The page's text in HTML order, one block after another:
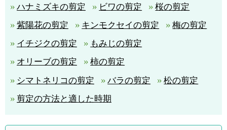
ハナミズキの剪定
ビワの剪定
桜の剪定
紫陽花の剪定
キンモクセイの剪定
梅の剪定
イチジクの剪定
もみじの剪定
オリーブの剪定
柿の剪定
シマトネリコの剪定
バラの剪定
松の剪定
剪定の方法と適した時期